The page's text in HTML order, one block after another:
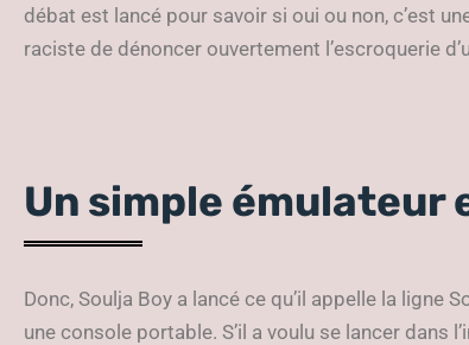
débat est lancé pour savoir si oui ou non, c’est
raciste de dénoncer ouvertement l’escroquerie
Un simple émulateur
Donc, Soulja Boy a lancé ce qu’il appelle la ligne
une console portable. S’il a voulu se lancer dans